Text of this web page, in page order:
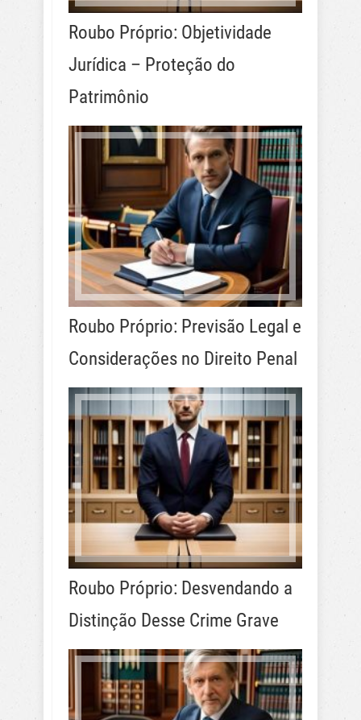
Roubo Próprio: Objetividade
Jurídica – Proteção do
Patrimônio
Roubo Próprio: Previsão Legal e
Considerações no Direito Penal
Roubo Próprio: Desvendando a
Distinção Desse Crime Grave